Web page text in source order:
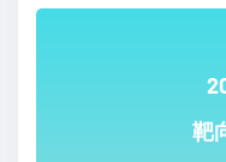
靶